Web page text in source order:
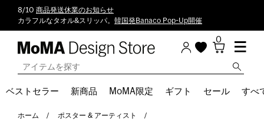
8/10 商品発送休業のお知らせ
カラフルなタオル&スリッパ。 韓国発Banaco Pop-Up開催
0
ベストセラー 新商品 MoMA限定 ギフト セール すべ
ホーム
ポスター & アーティスト